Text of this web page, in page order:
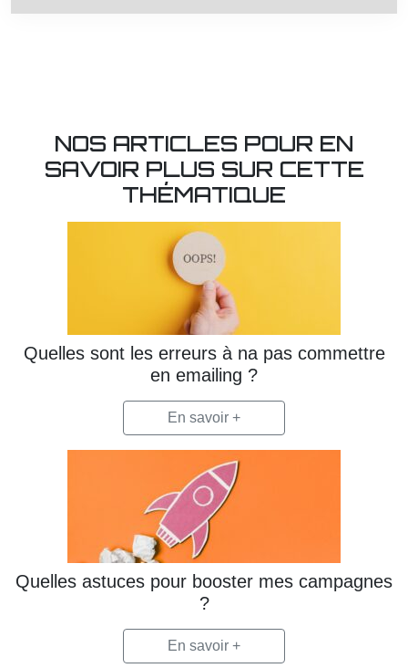
NOS ARTICLES POUR EN
SAVOIR PLUS SUR CETTE
THÉMATIQUE
Quelles sont les erreurs à na pas commettre
en emailing ?
En savoir +
Quelles astuces pour booster mes campagnes
?
En savoir +